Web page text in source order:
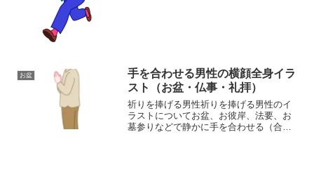
お盆
手を合わせる男性の横顔全身イラ
スト（お盆・仏事・礼拝）
祈りを捧げる男性祈りを捧げる男性のイ
ラストについてお盆、お彼岸、法要、お
墓参りなどで静かに手を合わせる（合